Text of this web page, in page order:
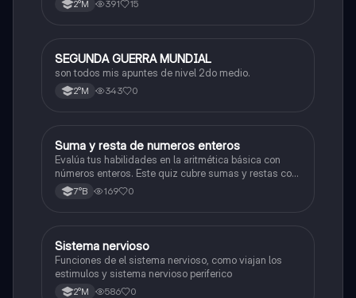
2°M 391 15
Historia
SEGUNDA GUERRA MUNDIAL
son todos mis apuntes de nivel 2do medio.
2°M 343 0
SMatemáticas
Suma y resta de numeros enteros
Evalúa tus habilidades en la aritmética básica con
números enteros. Este quiz cubre sumas y restas con
números positivos y negativos.
7°B 169 0
SBiología
Sistema nervioso
Funciones de el sistema nervioso, como viajan los
estimulos y sistema nervioso periferico
2°M 586 0